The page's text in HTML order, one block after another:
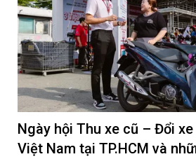
Ngày hội Thu xe cũ – Đổi
Việt Nam tại TP.HCM và